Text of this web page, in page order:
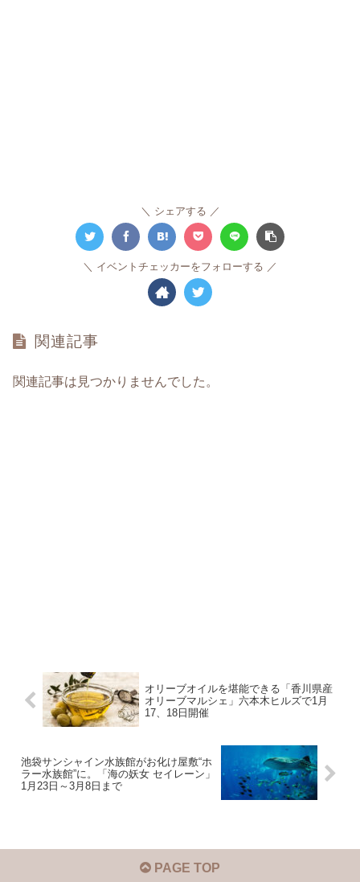
シェアする
イベントチェッカーをフォローする
関連記事
関連記事は見つかりませんでした。
オリーブオイルを堪能できる「香川県産
オリーブマルシェ」六本木ヒルズで1月
17、18日開催
池袋サンシャイン水族館がお化け屋敷“ホ
ラー水族館”に。「海の妖女 セイレーン」
1月23日～3月8日まで
PAGE TOP